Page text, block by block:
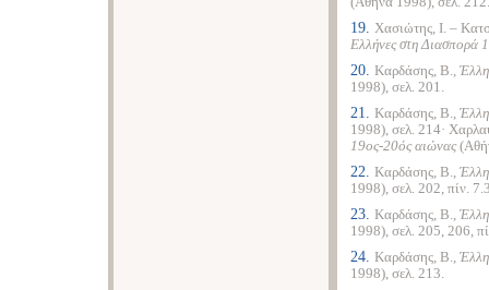
19. Χασιώτης, Ι. –
Ελλήνες στη Διασπορά
20. Καρδάσης, Β.,
1998), σελ. 201.
21. Καρδάσης, Β.,
1998), σελ. 214·
19ος-20ός αιώνας
22. Καρδάσης, Β.,
1998), σελ. 202, πίν.
23. Καρδάσης, Β.,
1998), σελ. 205, 206,
24. Καρδάσης, Β.,
1998), σελ. 213.